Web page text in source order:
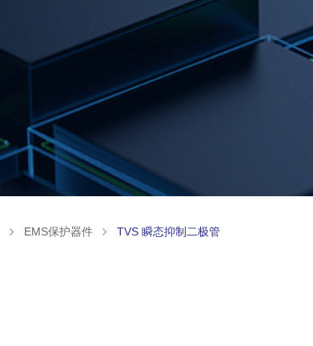
EMS保护器件 TVS 瞬态抑制二极管